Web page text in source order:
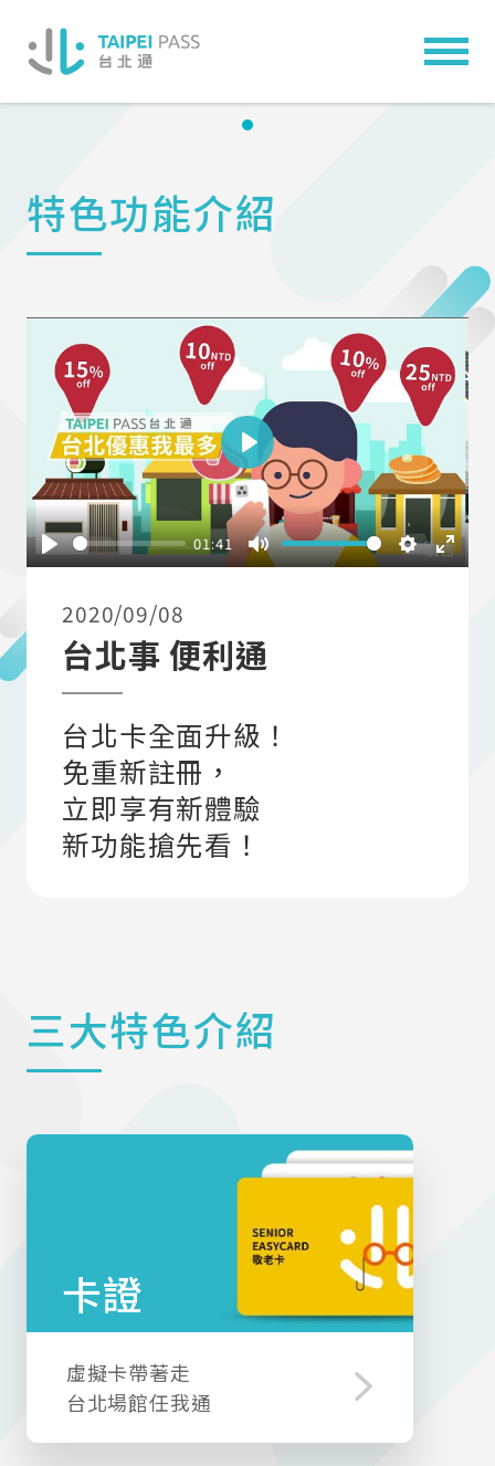
特色功能介紹
Play
01:41
Mute Settings
Play
2020/09/08
台北事 便利通
台北卡全面升級！
免重新註冊，
立即享有新體驗
新功能搶先看！
三大特色介紹
卡證
虛擬卡帶著走
台北場館任我通